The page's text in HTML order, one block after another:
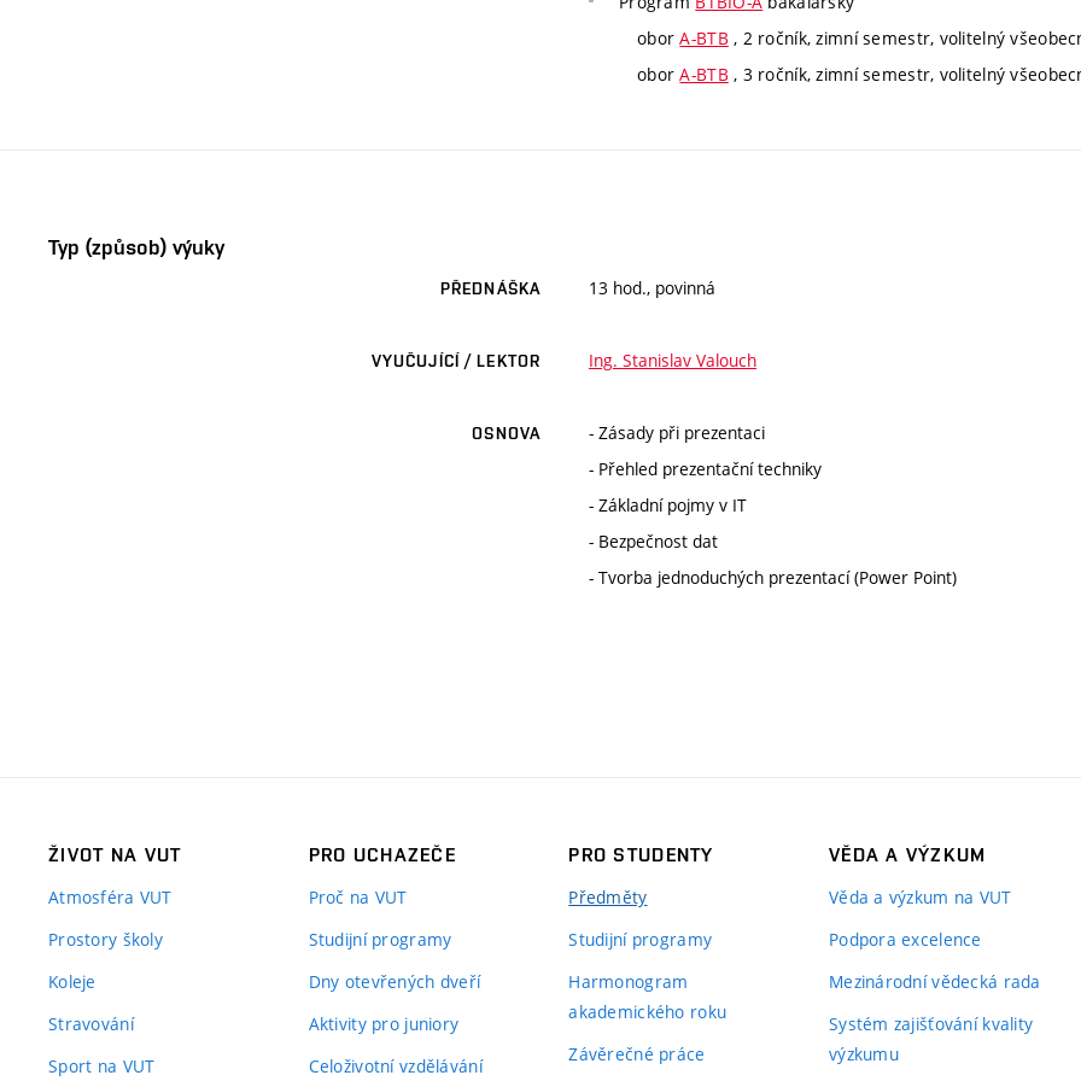
oborA-BTB , 2 ročník, zimní semestr, volitelný
oborA-BTB , 3 ročník, zimní semestr, volitelný
Typ (způsob) výuky
PŘEDNÁŠKA 13 hod., povinná
VYUČUJÍCÍ / LEKTOR Ing. Stanislav Valouch
OSNOVA
- Zásady při prezentaci
- Přehled prezentační techniky
- Základní pojmy v IT
- Bezpečnost dat
- Tvorba jednoduchých prezentací (Power Point)
ŽIVOT NA VUT
Atmosféra VUT
Prostory školy
Koleje
Stravování
Sport na VUT
PRO UCHAZEČE
Proč na VUT
Studijní programy
Dny otevřených dveří
Aktivity pro juniory
Celoživotní vzdělávání
PRO STUDENTY
Předměty
Studijní programy
Harmonogram
akademického roku
Závěrečné práce
VĚDA A VÝZKUM
Věda a výzkum na VUT
Podpora excelence
Mezinárodní vědecká rada
Systém zajišťování kvality
výzkumu